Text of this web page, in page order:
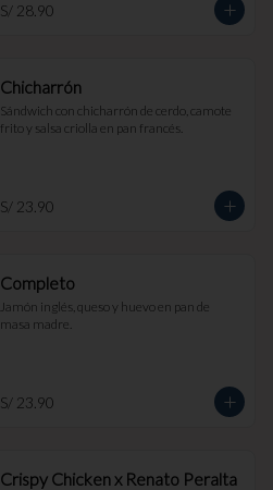
S/ 28.90
Chicharrón
Sándwich con chicharrón de cerdo, camote
frito y salsa criolla en pan francés.
S/ 23.90
Completo
Jamón inglés, queso y huevo en pan de
masa madre.
S/ 23.90
Crispy Chicken x Renato Peralta